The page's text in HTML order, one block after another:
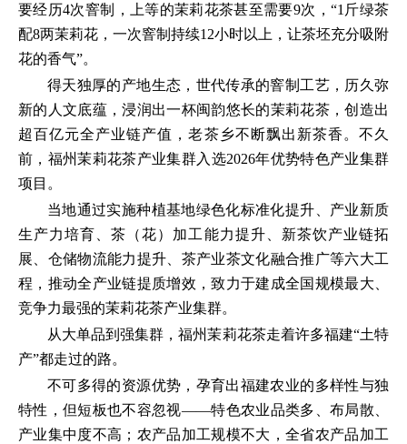
要经历4次窨制，上等的茉莉花茶甚至需要9次，“1斤绿茶
配8两茉莉花，一次窨制持续12小时以上，让茶坯充分吸附
花的香气”。
得天独厚的产地生态，世代传承的窨制工艺，历久弥
新的人文底蕴，浸润出一杯闽韵悠长的茉莉花茶，创造出
超百亿元全产业链产值，老茶乡不断飘出新茶香。不久
前，福州茉莉花茶产业集群入选2026年优势特色产业集群
项目。
当地通过实施种植基地绿色化标准化提升、产业新质
生产力培育、茶（花）加工能力提升、新茶饮产业链拓
展、仓储物流能力提升、茶产业茶文化融合推广等六大工
程，推动全产业链提质增效，致力于建成全国规模最大、
竞争力最强的茉莉花茶产业集群。
从大单品到强集群，福州茉莉花茶走着许多福建“土特
产”都走过的路。
不可多得的资源优势，孕育出福建农业的多样性与独
特性，但短板也不容忽视——特色农业品类多、布局散、
产业集中度不高；农产品加工规模不大，全省农产品加工